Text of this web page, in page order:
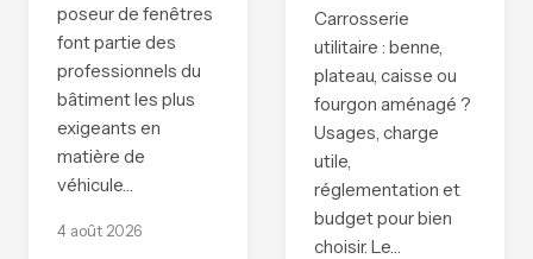
poseur de fenêtres
font partie des
professionnels du
bâtiment les plus
exigeants en
matière de
véhicule…
4 août 2026
Carrosserie
utilitaire : benne,
plateau, caisse ou
fourgon aménagé ?
Usages, charge
utile,
réglementation et
budget pour bien
choisir. Le…